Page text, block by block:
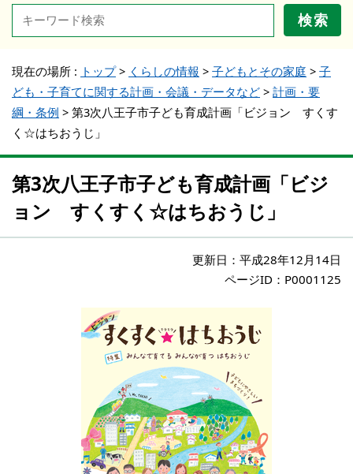
検索
現在の場所 : トップ> くらしの情報 > 子どもとその家庭 > 子
ども・子育てに関する計画・会議・データなど > 計画・要
綱・条例 > 第3次八王子市子ども育成計画「ビジョン すくす
く☆はちおうじ」
第3次八王子市子ども育成計画「ビジ
ョン すくすく☆はちおうじ」
更新日： 平成28年12月14日
ページID：P0001125